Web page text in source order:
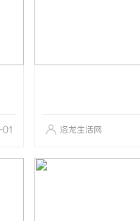
洛龙生活网